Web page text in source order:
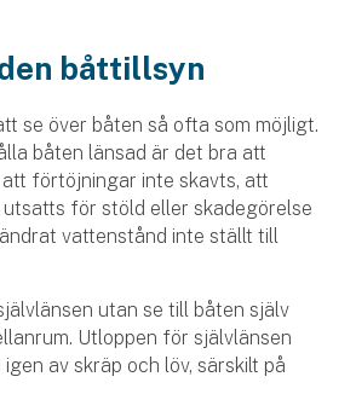
båttillsyn
se över båten så ofta som möjligt.
båten länsad är det bra att
förtöjningar inte skavts, att
utsatts för stöld eller skadegörelse
vattenstånd inte ställt till
utan se till båten själv
Utloppen för självlänsen
av skräp och löv, särskilt på